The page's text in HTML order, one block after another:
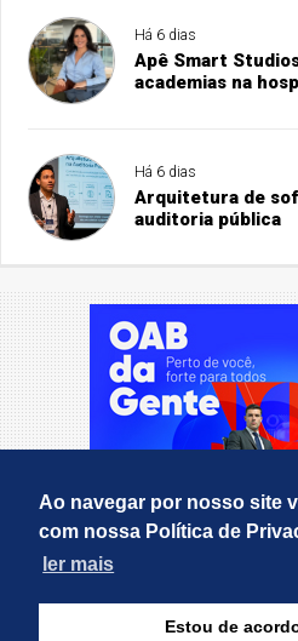
Ao navegar por nosso site
com nossa Política de
ler mais
Estou de
Há 6 dias
Apê Smart
academias na
Há 6 dias
Arquitetura de
auditoria pública